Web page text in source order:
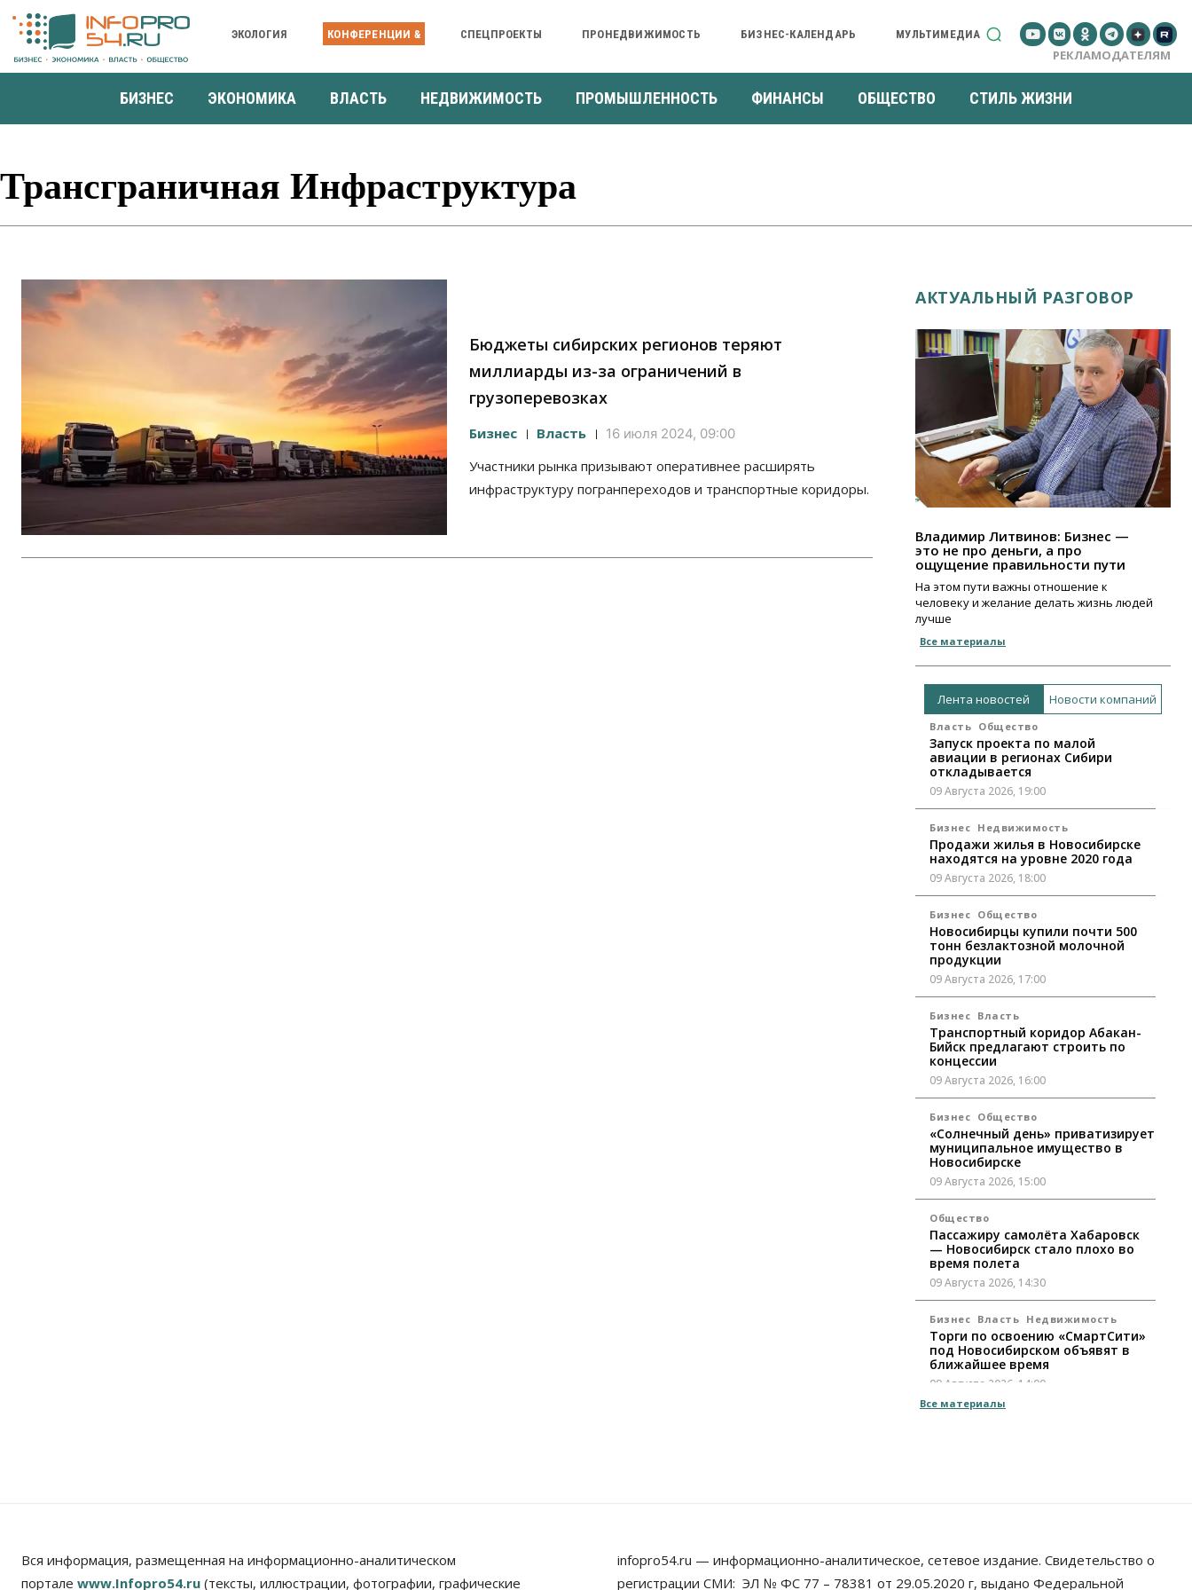
ЭКОЛОГИЯ КОНФЕРЕНЦИИ & СПЕЦПРОЕКТЫ ПРОНЕДВИЖИМОСТЬ БИЗНЕС-КАЛЕНДАРЬ МУЛЬТИМЕДИА
РЕКЛАМОДАТЕЛЯМ
БИЗНЕС ЭКОНОМИКА ВЛАСТЬ НЕДВИЖИМОСТЬ ПРОМЫШЛЕННОСТЬ ФИНАНСЫ ОБЩЕСТВО СТИЛЬ ЖИЗНИ
Трансграничная Инфраструктура
Бюджеты сибирских регионов теряют
миллиарды из-за ограничений в
грузоперевозках
Бизнес Власть 16 июля 2024, 09:00
Участники рынка призывают оперативнее расширять
инфраструктуру погранпереходов и транспортные коридоры.
АКТУАЛЬНЫЙ РАЗГОВОР
Владимир Литвинов: Бизнес —
это не про деньги, а про
ощущение правильности пути
На этом пути важны отношение к
человеку и желание делать жизнь людей
лучше
Все материалы
Лента новостей Новости компаний
Власть Общество
Запуск проекта по малой
авиации в регионах Сибири
откладывается
09 Августа 2026, 19:00
Бизнес Недвижимость
Продажи жилья в Новосибирске
находятся на уровне 2020 года
09 Августа 2026, 18:00
Бизнес Общество
Новосибирцы купили почти 500
тонн безлактозной молочной
продукции
09 Августа 2026, 17:00
Бизнес Власть
Транспортный коридор Абакан-
Бийск предлагают строить по
концессии
09 Августа 2026, 16:00
Бизнес Общество
«Солнечный день» приватизирует
муниципальное имущество в
Новосибирске
09 Августа 2026, 15:00
Общество
Пассажиру самолёта Хабаровск
— Новосибирск стало плохо во
время полета
09 Августа 2026, 14:30
Бизнес Власть Недвижимость
Торги по освоению «СмартСити»
под Новосибирском объявят в
ближайшее время
09 Августа 2026, 14:00
электрички» появится в
Новосибирске
09 Августа 2026, 12:00
Все материалы
Вся информация, размещенная на информационно-аналитическом
портале www.Infopro54.ru (тексты, иллюстрации, фотографии, графические
infopro54.ru — информационно-аналитическое, сетевое издание. Свидетельство о
регистрации СМИ: ЭЛ № ФС 77 – 78381 от 29.05.2020 г, выдано Федеральной